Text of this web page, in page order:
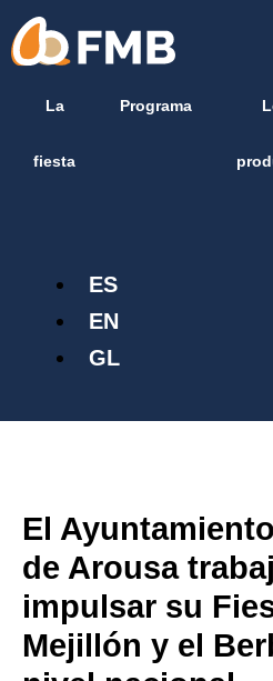
contenido
al
La
fiesta
Programa
ES
EN
GL
El
de Arousa
impulsar su
Mejillón y el